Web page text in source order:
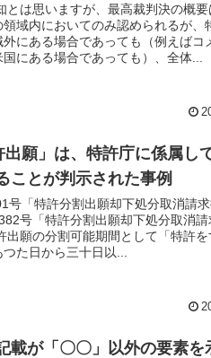
とは思いますが、最高裁判決の概要
域内においてのみ認められるが、
にある場合であっても（例えばコ
にある場合であっても）、全体...
願」は、特許庁に係属し
ことが判示された事例
号「特許分割出願却下処分取消請
号「特許分割出願却下処分取消請
出願の分割可能期間として「特許を
た日から三十日以...
載が「〇〇」以外の要素を